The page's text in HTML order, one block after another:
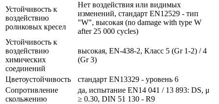
Устойчивость к
воздействию
роликовых кресел
Нет воздействия или видимых
изменений, стандарт EN12529 - тип
"W", высокая (no damage with type W
after 25 000 cycles)
Устойчивость к
воздействию
химических
соединений
высокая, EN-438-2, Класс 5 (Gr 1-2) / 4
(Gr 3)
Цветоустойчивость
стандарт EN13329 - уровень 6
Сопротивление
скольжению
да, испытание EN14 041 / 13 893: DS, μ
≥ 0.30, DIN 51 130 - R9